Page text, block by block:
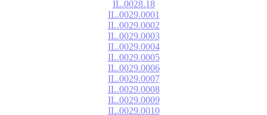
IL.0028.18
IL.0029.0001
IL.0029.0002
IL.0029.0003
IL.0029.0004
IL.0029.0005
IL.0029.0006
IL.0029.0007
IL.0029.0008
IL.0029.0009
IL.0029.0010